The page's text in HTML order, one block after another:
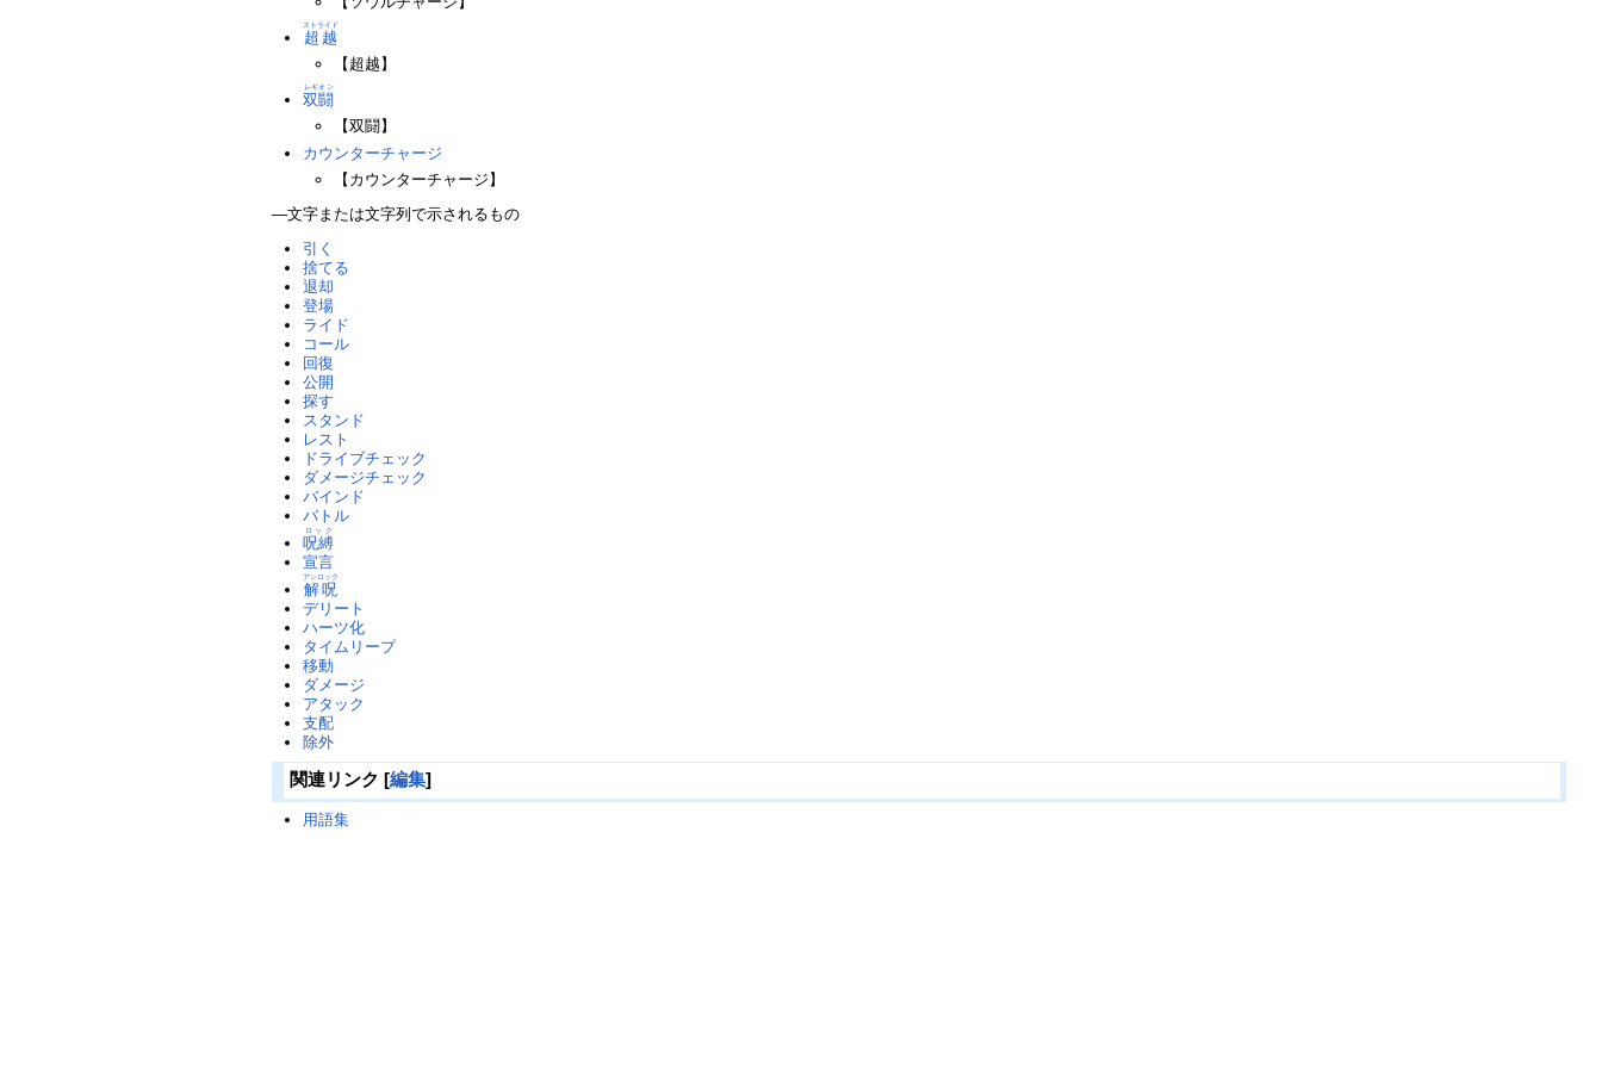
超越
ストライド
【超越】
双闘
レギオン
【双闘】
カウンターチャージ
【カウンターチャージ】
―文字または文字列で示されるもの
引く
捨てる
退却
登場
ライド
コール
回復
公開
探す
スタンド
レスト
ドライブチェック
ダメージチェック
バインド
バトル
呪縛
ロック
宣言
解呪
アンロック
デリート
ハーツ化
タイムリープ
移動
ダメージ
アタック
支配
除外
関連リンク [編集]
用語集